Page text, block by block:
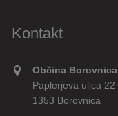
Kontakt
Občina Borovnica
Paplerjeva ulica 22
1353 Borovnica